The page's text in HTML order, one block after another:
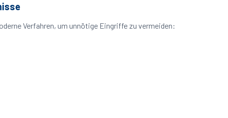
Verfahren, um unnötige Eingriffe zu vermeiden: